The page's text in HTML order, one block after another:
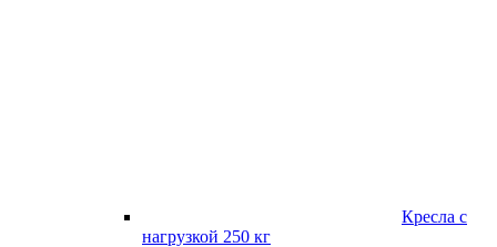
Кресла с
нагрузкой 250 кг